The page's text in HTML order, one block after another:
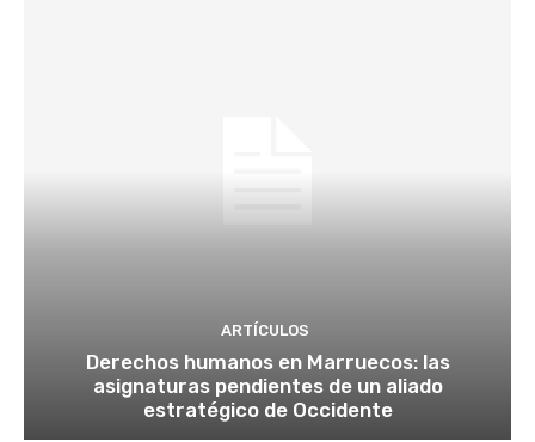
ARTÍCULOS
Derechos humanos en Marruecos: las
asignaturas pendientes de un aliado
estratégico de Occidente